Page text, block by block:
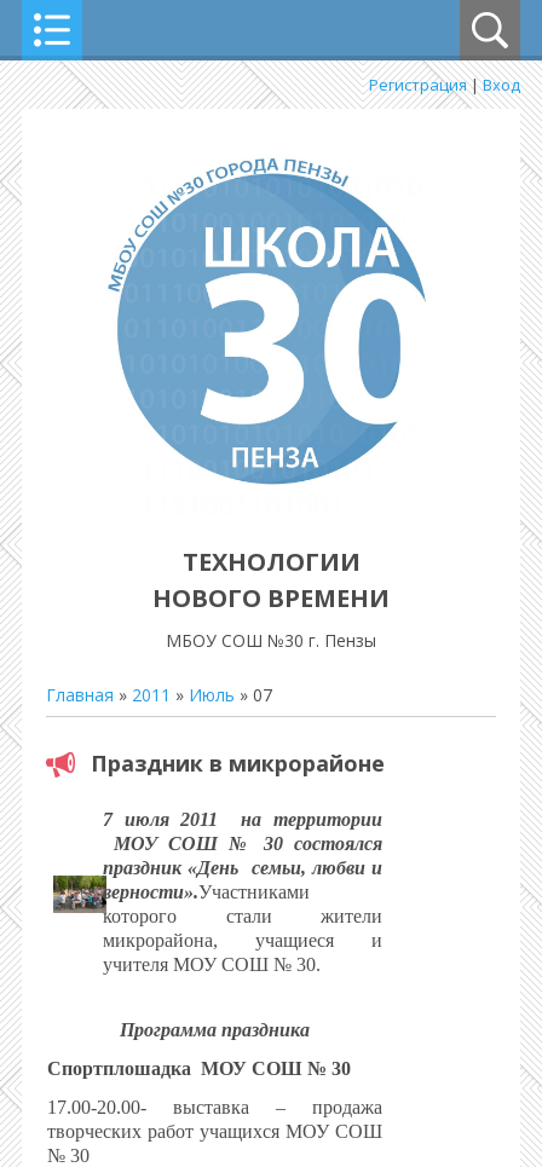
Регистрация|Вход
ТЕХНОЛОГИИ
НОВОГО ВРЕМЕНИ
МБОУ СОШ №30 г. Пензы
Главная » 2011 » Июль » 07
Праздник в микрорайоне
7 июля 2011
на территории
МОУ СОШ № 30 состоялся
праздник «День
семьи, любви и
верности».Участниками
которого стали жители
микрорайона, учащиеся и
учителя МОУ СОШ № 30.
Программа праздника
Спортплошадка МОУ СОШ № 30
17.00-20.00- выставка – продажа
творческих работ учащихся МОУ СОШ
№ 30